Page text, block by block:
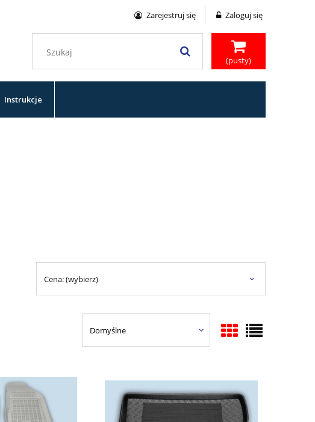
Zarejestruj się Zaloguj się
(pusty)
Instrukcje
Cena: (wybierz)